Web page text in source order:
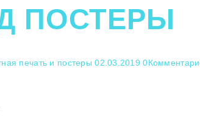
ПОСТЕРЫ
печать и постеры 02.03.2019 0